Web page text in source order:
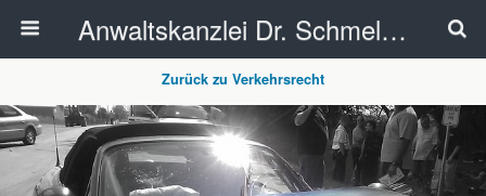
Anwaltskanzlei Dr. Schmelzer - Ahlen
Zurück zu Verkehrsrecht